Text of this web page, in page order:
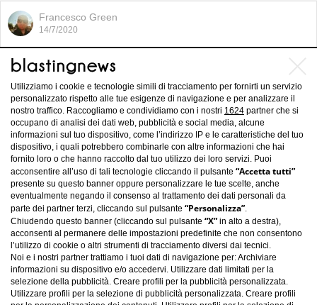
Francesco Green
14/7/2020
Serie A, verso Bologna-Napoli: i
precedenti vedono avanti i felsinei
Utilizziamo i cookie e tecnologie simili di tracciamento per fornirti un servizio
personalizzato rispetto alle tue esigenze di navigazione e per analizzare il
nostro traffico. Raccogliamo e condividiamo con i nostri 1624 partner che si
occupano di analisi dei dati web, pubblicità e social media, alcune
informazioni sul tuo dispositivo, come l’indirizzo IP e le caratteristiche del tuo
dispositivo, i quali potrebbero combinarle con altre informazioni che hai
fornito loro o che hanno raccolto dal tuo utilizzo dei loro servizi. Puoi
acconsentire all’uso di tali tecnologie cliccando il pulsante “Accetta tutti”
presente su questo banner oppure personalizzare le tue scelte, anche
eventualmente negando il consenso al trattamento dei dati personali da
parte dei partner terzi, cliccando sul pulsante “Personalizza”.
Chiudendo questo banner (cliccando sul pulsante “X” in alto a destra),
acconsenti al permanere delle impostazioni predefinite che non consentono
l’utilizzo di cookie o altri strumenti di tracciamento diversi dai tecnici.
Noi e i nostri partner trattiamo i tuoi dati di navigazione per: Archiviare
informazioni su dispositivo e/o accedervi. Utilizzare dati limitati per la
selezione della pubblicità. Creare profili per la pubblicità personalizzata.
Utilizzare profili per la selezione di pubblicità personalizzata. Creare profili